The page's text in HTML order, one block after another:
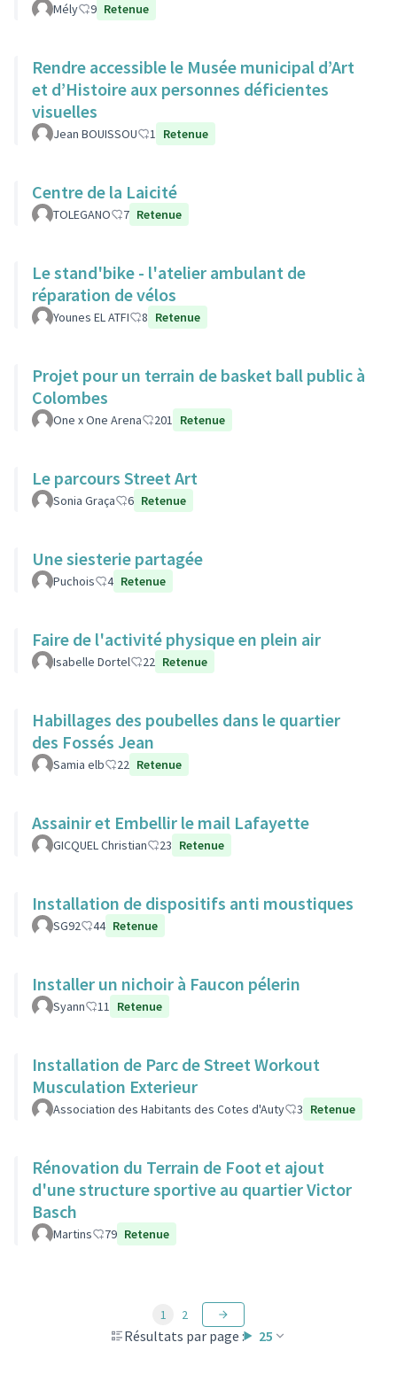
Mély 9 Retenue
Rendre accessible le Musée municipal d’Art
et d’Histoire aux personnes déficientes
visuelles
Jean BOUISSOU 1 Retenue
Centre de la Laicité
TOLEGANO 7 Retenue
Le stand'bike - l'atelier ambulant de
réparation de vélos
Younes EL ATFI 8 Retenue
Projet pour un terrain de basket ball public à
Colombes
One x One Arena 201 Retenue
Le parcours Street Art
Sonia Graça 6 Retenue
Une siesterie partagée
Puchois 4 Retenue
Faire de l'activité physique en plein air
Isabelle Dortel 22 Retenue
Habillages des poubelles dans le quartier
des Fossés Jean
Samia elb 22 Retenue
Assainir et Embellir le mail Lafayette
GICQUEL Christian 23 Retenue
Installation de dispositifs anti moustiques
SG92 44 Retenue
Installer un nichoir à Faucon pélerin
Syann 11 Retenue
Installation de Parc de Street Workout
Musculation Exterieur
Association des Habitants des Cotes d'Auty 3 Retenue
Rénovation du Terrain de Foot et ajout
d'une structure sportive au quartier Victor
Basch
Martins 79 Retenue
Résultats par page : 25
1 2